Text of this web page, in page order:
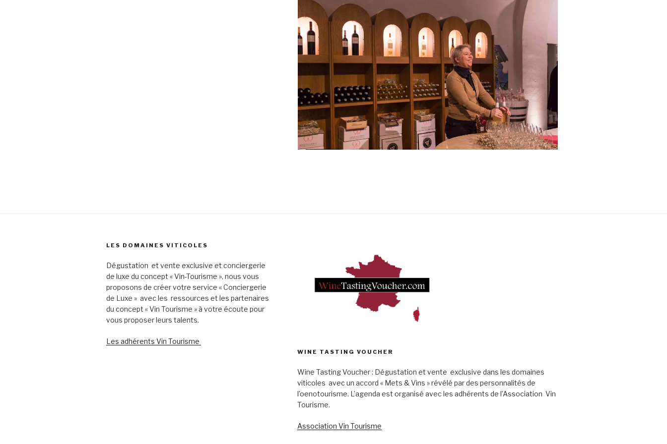
LES DOMAINES VITICOLES
Dégustation et vente exclusive et conciergerie
de luxe du concept « Vin-Tourisme », nous vous
proposons de créer votre service « Conciergerie
de Luxe » avec les ressources et les partenaires
du concept « Vin Tourisme » à votre écoute pour
vous proposer leurs talents.
Les adhérents Vin Tourisme
WINE TASTING VOUCHER
Wine Tasting Voucher : Dégustation et vente exclusive dans les domaines
viticoles avec un accord « Mets & Vins » révélé par des personnalités de
l’oenotourisme. L’agenda est organisé avec les adhérents de l’Association Vin
Tourisme.
Association Vin Tourisme